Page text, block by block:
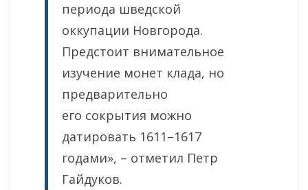
периода шведской
оккупации Новгорода.
Предстоит внимательное
изучение монет клада, но
предварительно
его сокрытия можно
датировать 1611–1617
годами», – отметил Петр
Гайдуков.